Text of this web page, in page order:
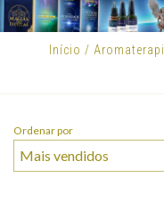
Início /
Ordenar por